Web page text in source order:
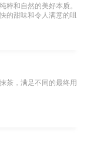
粹和自然的美好本质。
的甜味和令人满意的咀
养零食。使用我们优质
的真实味道。
茶，满足不同的最终用